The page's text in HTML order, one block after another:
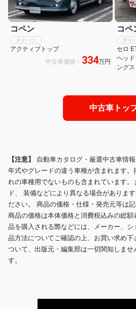
コペン
ダイハツ
アクティブトップ
中古車価格： 334万円
コペ
ダイ
セロ
ヘッ
ング
盗難
ン
中古車トッ
【注意】 自動車カタログ・厳選中古車情
年式やグレードの違う車種が含まれます
れの車種用でないものも含まれています
ド、 装備などにより異なる場合がありま
ださい。 商品の価格・仕様・発売元等は
商品の価格は本体価格と消費税込みの総
品を購入される際などには、メーカー、
品方法についてご確認の上、お買い求め
ついて、出版元・編集部は一切関知しませ
す。